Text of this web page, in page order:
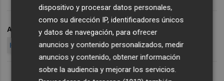
ARCHIVADO EN ODILO ERE
DESPIDO COLECTIVO
HUELGA
dispositivo y procesar datos personales,
como su dirección IP, identificadores únicos
y datos de navegación, para ofrecer
anuncios y contenido personalizados, medir
anuncios y contenido, obtener información
sobre la audiencia y mejorar los servicios.